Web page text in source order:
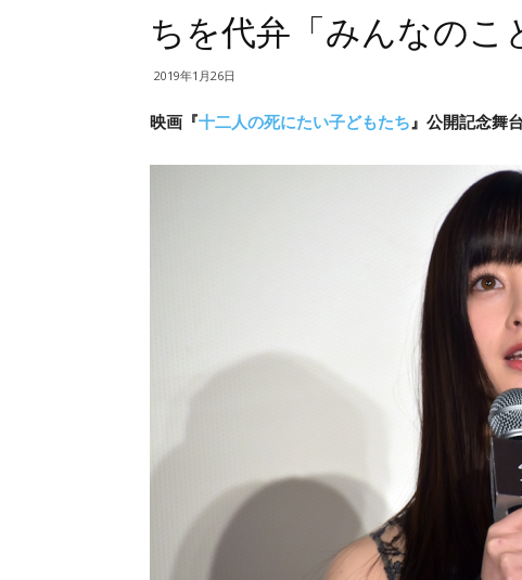
ちを代弁「みんなのこ
2019年1月26日
映画『十二人の死にたい子どもたち 』公開記念舞